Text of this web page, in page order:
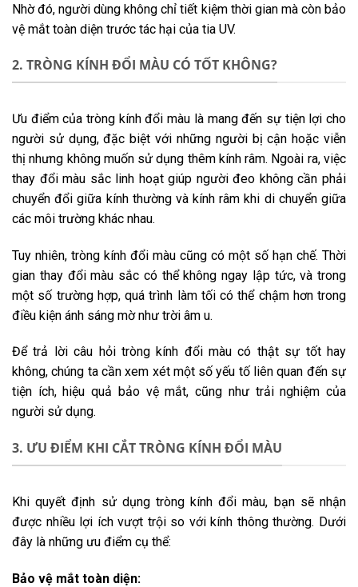
Nhờ đó, người dùng không chỉ tiết kiệm thời gian mà còn bảo
vệ mắt toàn diện trước tác hại của tia UV.
2. TRÒNG KÍNH ĐỔI MÀU CÓ TỐT KHÔNG?
Ưu điểm của tròng kính đổi màu là mang đến sự tiện lợi cho
người sử dụng, đặc biệt với những người bị cận hoặc viễn
thị nhưng không muốn sử dụng thêm kính râm. Ngoài ra, việc
thay đổi màu sắc linh hoạt giúp người đeo không cần phải
chuyển đổi giữa kính thường và kính râm khi di chuyển giữa
các môi trường khác nhau.
Tuy nhiên, tròng kính đổi màu cũng có một số hạn chế. Thời
gian thay đổi màu sắc có thể không ngay lập tức, và trong
một số trường hợp, quá trình làm tối có thể chậm hơn trong
điều kiện ánh sáng mờ như trời âm u.
Để trả lời câu hỏi tròng kính đổi màu có thật sự tốt hay
không, chúng ta cần xem xét một số yếu tố liên quan đến sự
tiện ích, hiệu quả bảo vệ mắt, cũng như trải nghiệm của
người sử dụng.
3. ƯU ĐIỂM KHI CẮT TRÒNG KÍNH ĐỔI MÀU
Khi quyết định sử dụng tròng kính đổi màu, bạn sẽ nhận
được nhiều lợi ích vượt trội so với kính thông thường. Dưới
đây là những ưu điểm cụ thể:
Bảo vệ mắt toàn diện: